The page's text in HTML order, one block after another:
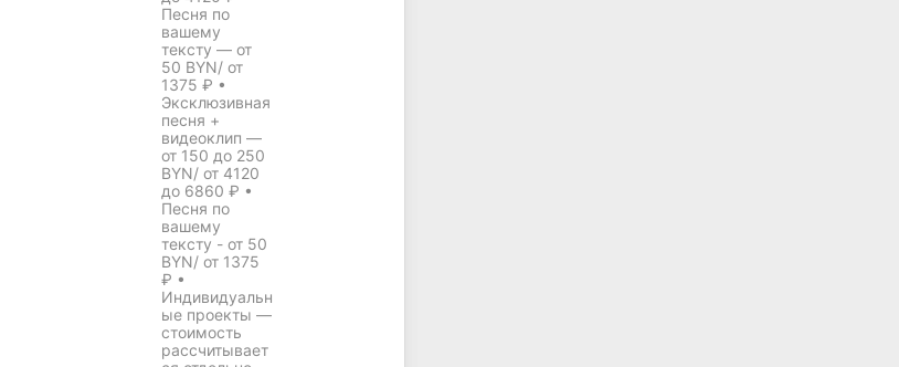
Песня по
вашему
тексту — от
50 BYN/ от
1375 ₽ •
Эксклюзивная
песня +
видеоклип —
от 150 до 250
BYN/ от 4120
до 6860 ₽ •
Песня по
вашему
тексту - от 50
BYN/ от 1375
₽ •
Индивидуальн
ые проекты —
стоимость
рассчитывает